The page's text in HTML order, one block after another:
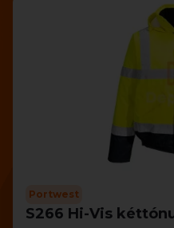
Portwest
S266 Hi-Vis